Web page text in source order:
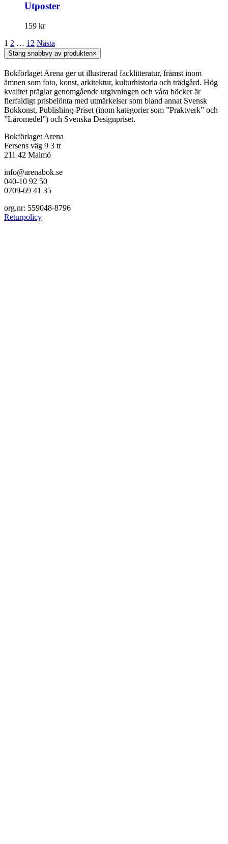
Utposter
159 kr
1 2 … 12 Nästa
Stäng snabbvy av produkten×
Bokförlaget Arena ger ut illustrerad facklitteratur, främst inom
ämnen som foto, konst, arkitektur, kulturhistoria och trädgård. Hög
kvalitet präglar genomgående utgivningen och våra böcker är
flerfaldigt prisbelönta med utmärkelser som bland annat Svensk
Bokkonst, Publishing-Priset (inom kategorier som ”Praktverk” och
”Läromedel”) och Svenska Designpriset.
Bokförlaget Arena
Fersens väg 9 3 tr
211 42 Malmö
info@arenabok.se
040-10 92 50
0709-69 41 35
org.nr: 559048-8796
Returpolicy